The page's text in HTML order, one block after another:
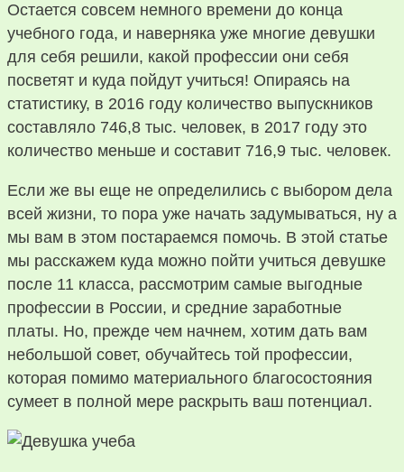
Остается совсем немного времени до конца
учебного года, и наверняка уже многие девушки
для себя решили, какой профессии они себя
посветят и куда пойдут учиться! Опираясь на
статистику, в 2016 году количество выпускников
составляло 746,8 тыс. человек, в 2017 году это
количество меньше и составит 716,9 тыс. человек.
Если же вы еще не определились с выбором дела
всей жизни, то пора уже начать задумываться, ну а
мы вам в этом постараемся помочь. В этой статье
мы расскажем куда можно пойти учиться девушке
после 11 класса, рассмотрим самые выгодные
профессии в России, и средние заработные
платы. Но, прежде чем начнем, хотим дать вам
небольшой совет, обучайтесь той профессии,
которая помимо материального благосостояния
сумеет в полной мере раскрыть ваш потенциал.